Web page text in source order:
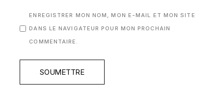
ENREGISTRER MON NOM, MON E-MAIL ET MON SITE
DANS LE NAVIGATEUR POUR MON PROCHAIN
COMMENTAIRE.
SOUMETTRE